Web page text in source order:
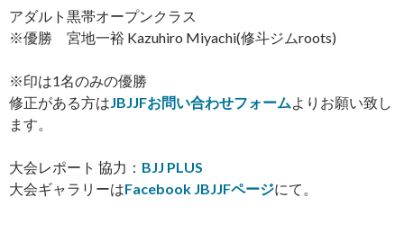
アダルト黒帯オープンクラス
※優勝 宮地一裕 Kazuhiro Miyachi(修斗ジムroots)
※印は1名のみの優勝
修正がある方は JBJJFお問い合わせフォーム よりお願い致し
ます。
大会レポート 協力： BJJ PLUS
大会ギャラリーはFacebook JBJJFページにて。